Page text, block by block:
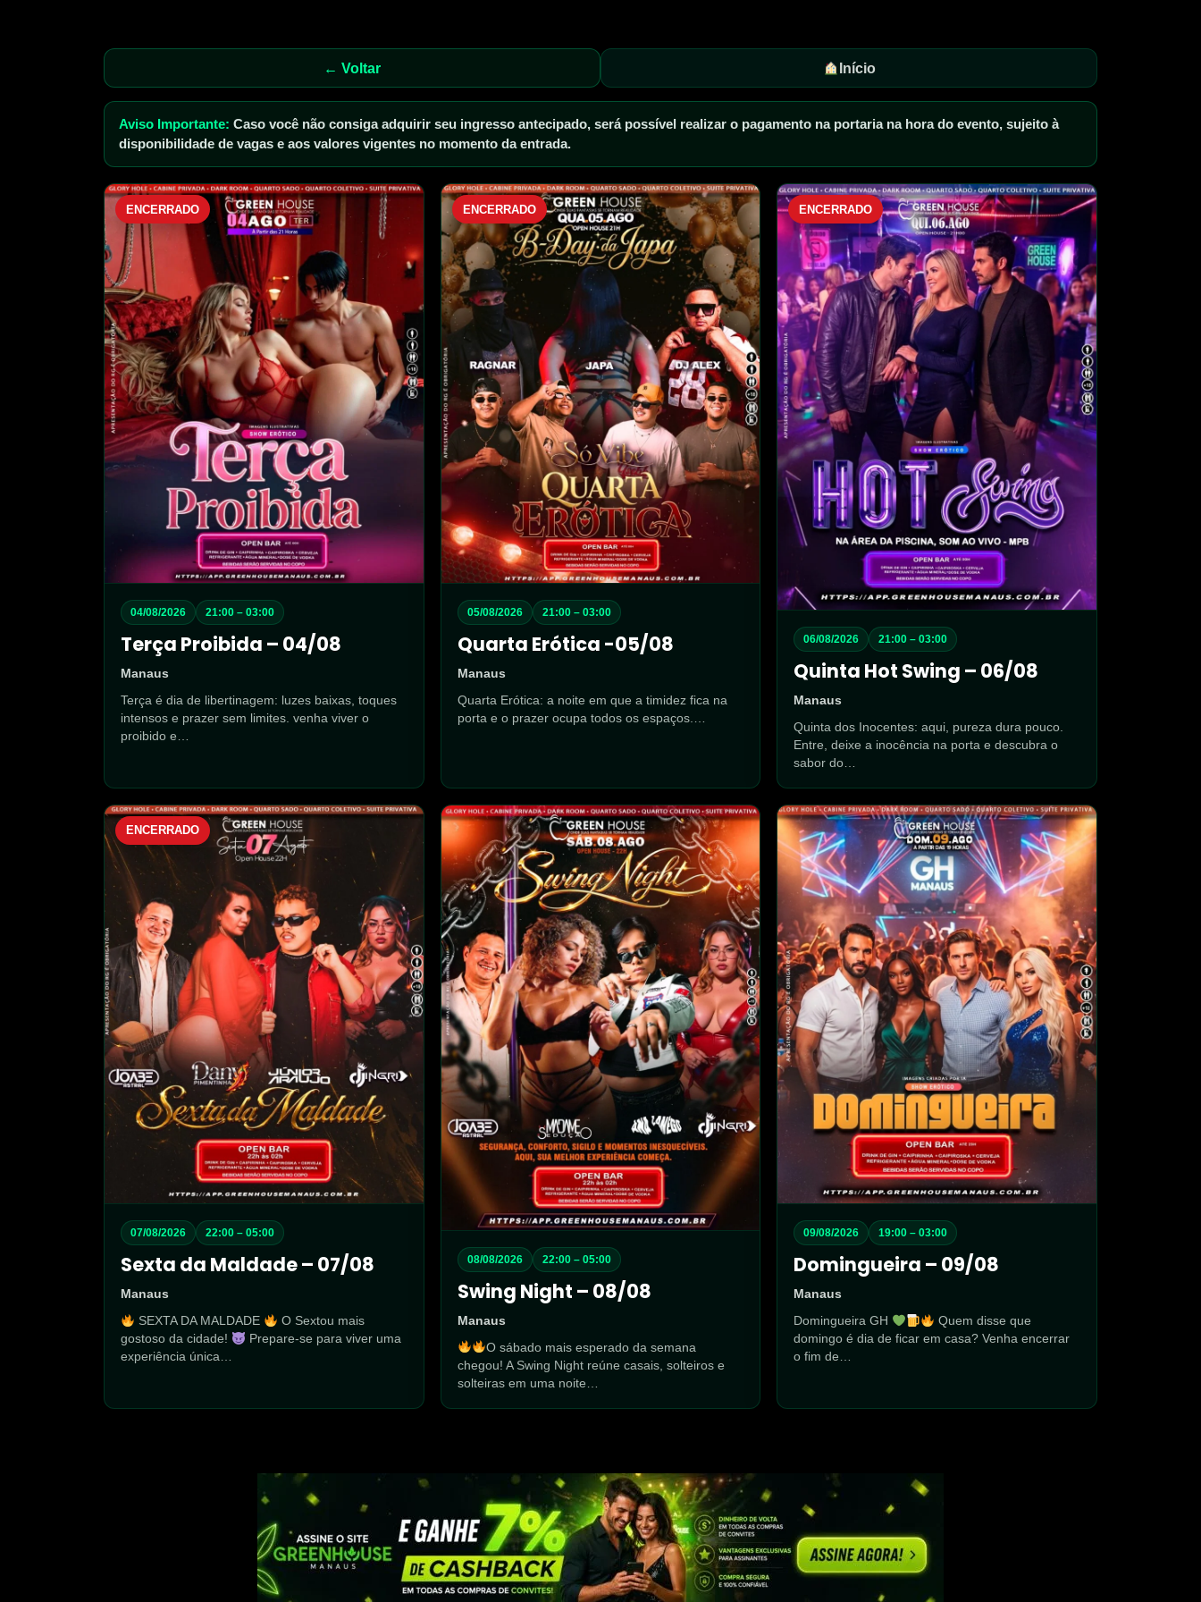
← Voltar Início
Aviso Importante: Caso você não consiga adquirir seu ingresso antecipado, será possível realizar o pagamento na portaria na hora do evento, sujeito à
disponibilidade de vagas e aos valores vigentes no momento da entrada.
ENCERRADO
04/08/2026 21:00 – 03:00
Terça Proibida – 04/08
Manaus
Terça é dia de libertinagem: luzes baixas, toques
intensos e prazer sem limites. venha viver o
proibido e…
ENCERRADO
05/08/2026 21:00 – 03:00
Quarta Erótica -05/08
Manaus
Quarta Erótica: a noite em que a timidez fica na
porta e o prazer ocupa todos os espaços.…
ENCERRADO
06/08/2026 21:00 – 03:00
Quinta Hot Swing – 06/08
Manaus
Quinta dos Inocentes: aqui, pureza dura pouco.
Entre, deixe a inocência na porta e descubra o
sabor do…
ENCERRADO
07/08/2026 22:00 – 05:00
Sexta da Maldade – 07/08
Manaus
SEXTA DA MALDADE
O Sextou mais
gostoso da cidade!
Prepare-se para viver uma
experiência única…
08/08/2026 22:00 – 05:00
Swing Night – 08/08
Manaus
O sábado mais esperado da semana
chegou! A Swing Night reúne casais, solteiros e
solteiras em uma noite…
09/08/2026 19:00 – 03:00
Domingueira – 09/08
Manaus
Domingueira GH
Quem disse que
domingo é dia de ficar em casa? Venha encerrar
o fim de…